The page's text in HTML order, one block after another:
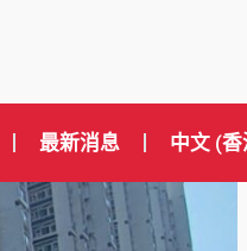
最新消息 中文 (